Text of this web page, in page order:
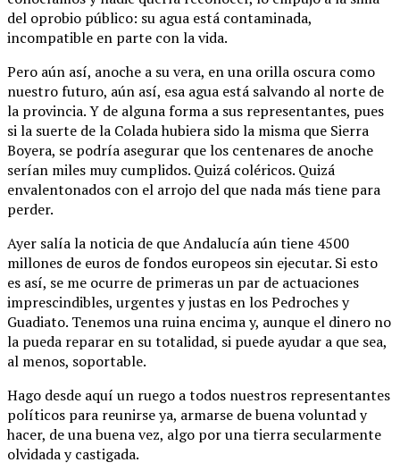
del oprobio público: su agua está contaminada,
incompatible en parte con la vida.
Pero aún así, anoche a su vera, en una orilla oscura como
nuestro futuro, aún así, esa agua está salvando al norte de
la provincia. Y de alguna forma a sus representantes, pues
si la suerte de la Colada hubiera sido la misma que Sierra
Boyera, se podría asegurar que los centenares de anoche
serían miles muy cumplidos. Quizá coléricos. Quizá
envalentonados con el arrojo del que nada más tiene para
perder.
Ayer salía la noticia de que Andalucía aún tiene 4500
millones de euros de fondos europeos sin ejecutar. Si esto
es así, se me ocurre de primeras un par de actuaciones
imprescindibles, urgentes y justas en los Pedroches y
Guadiato. Tenemos una ruina encima y, aunque el dinero no
la pueda reparar en su totalidad, si puede ayudar a que sea,
al menos, soportable.
Hago desde aquí un ruego a todos nuestros representantes
políticos para reunirse ya, armarse de buena voluntad y
hacer, de una buena vez, algo por una tierra secularmente
olvidada y castigada.